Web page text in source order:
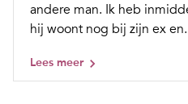
andere man. Ik heb
hij woont nog bij zijn ex
Lees meer